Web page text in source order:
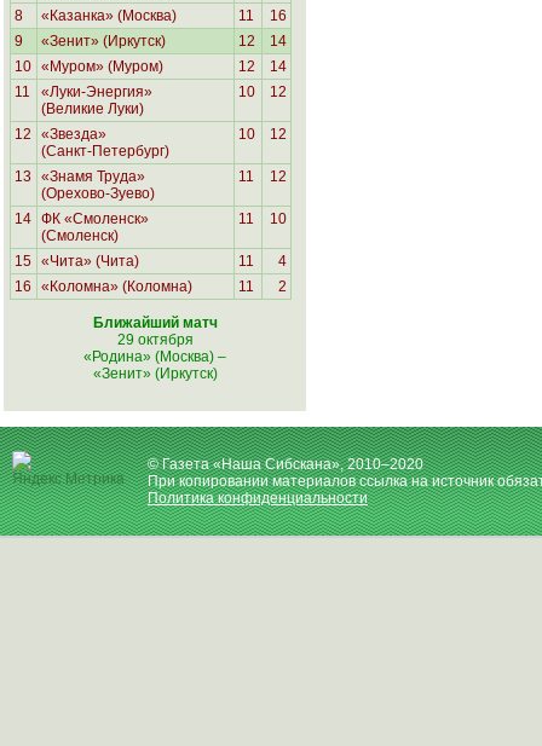
8 «Казанка» (Москва) 11
16
9
«Зенит» (Иркутск) 12
14
10 «Муром» (Муром) 12
14
11
«Луки-Энергия»
(Великие Луки)
10 12
12
«Звезда»
(Санкт-Петербург)
10 12
13
«Знамя Труда»
(Орехово-Зуево)
11 12
14 ФК «Смоленск»
(Смоленск)
11 10
15 «Чита» (Чита) 11
4
16
«Коломна» (Коломна) 11 2
Ближайший матч
29 октября
«Родина» (Москва) –
«Зенит» (Иркутск)
© Газета «Наша Сибскана», 2010–2020
При копировании материалов ссылка на источник
Политика конфиденциальности